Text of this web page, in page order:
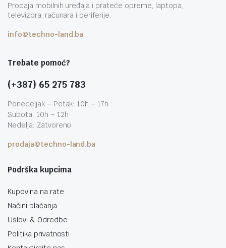
Prodaja mobilnih uređaja i prateće opreme, laptopa,
televizora, računara i periferije.
info@techno-land.ba
Trebate pomoć?
(+387) 65 275 783
Ponedeljak – Petak: 10h – 17h
Subota: 10h – 12h
Nedelja: Zatvoreno
prodaja@techno-land.ba
Podrška kupcima
Kupovina na rate
Načini plaćanja
Uslovi & Odredbe
Politika privatnosti